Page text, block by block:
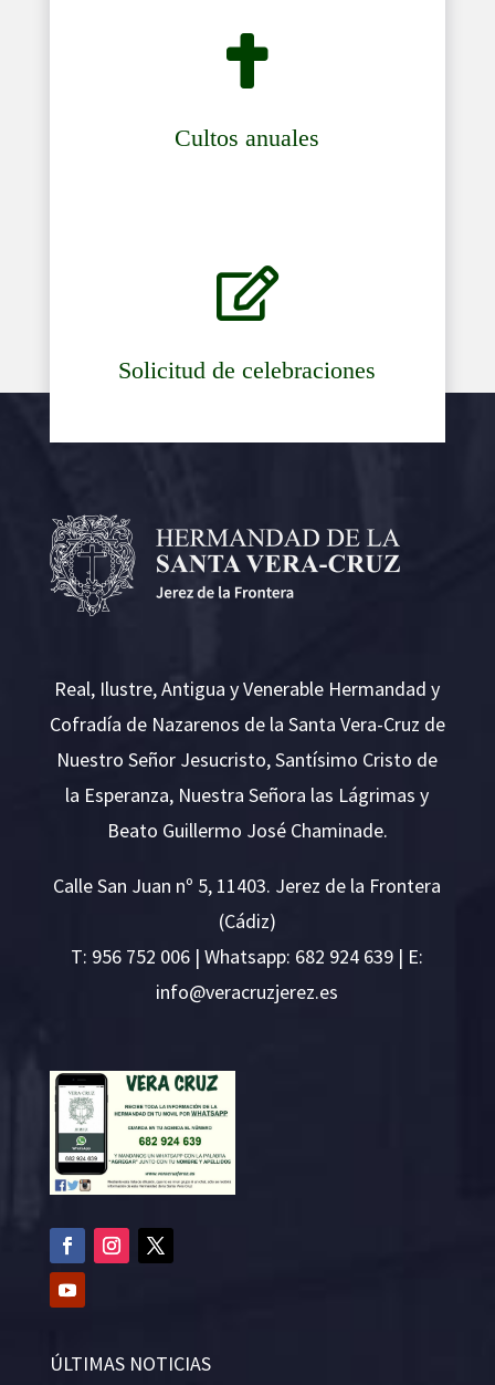

Cultos anuales

Solicitud de celebraciones
Real, Ilustre, Antigua y Venerable Hermandad y
Cofradía de Nazarenos de la Santa Vera-Cruz de
Nuestro Señor Jesucristo, Santísimo Cristo de
la Esperanza, Nuestra Señora las Lágrimas y
Beato Guillermo José Chaminade.
Calle San Juan nº 5, 11403. Jerez de la Frontera
(Cádiz)
T: 956 752 006 | Whatsapp: 682 924 639 | E:
se.ze
rejzu
rcare
v@ofn
i
ÚLTIMAS NOTICIAS